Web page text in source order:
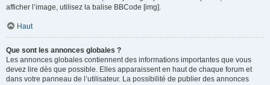
afficher l’image, utilisez la balise BBCode [img].
Haut
Que sont les annonces globales ?
Les annonces globales contiennent des informations importantes que vous
devez lire dès que possible. Elles apparaissent en haut de chaque forum et
dans votre panneau de l’utilisateur. La possibilité de publier des annonces